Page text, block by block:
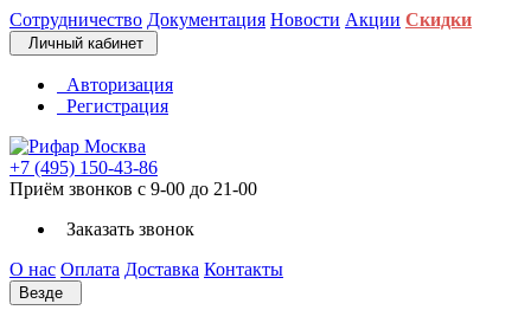
Сотрудничество Документация Новости Акции Скидки
Личный кабинет
Авторизация
Регистрация
+7 (495) 150-43-86
Приём звонков с 9-00 до 21-00
Заказать звонок
О нас Оплата Доставка Контакты
Везде